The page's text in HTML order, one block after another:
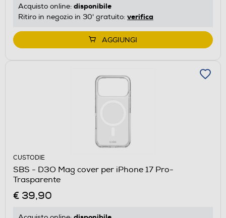
Acquisto online: disponibile
Ritiro in negozio in 30' gratuito: verifica
AGGIUNGI
CUSTODIE
SBS - D3O Mag cover per iPhone 17 Pro-
Trasparente
€ 39,90